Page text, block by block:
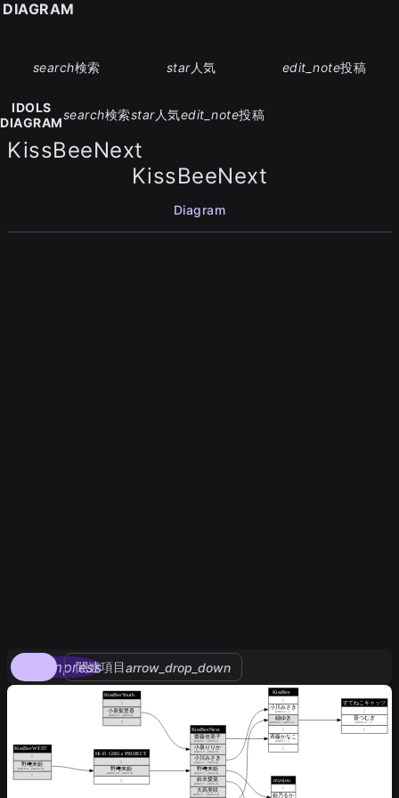
search検索 star人気 edit_note投稿
IDOLS
DIAGRAM
search検索star人気edit_note投稿
KissBeeNext
KissBeeNext
Diagram
compress
関連項目arrow_drop_down